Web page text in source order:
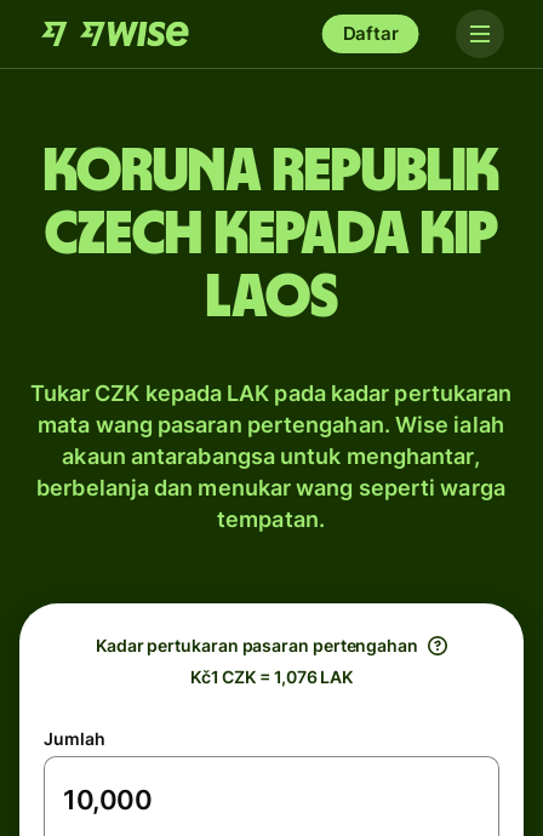
Daftar
koruna Republik
Czech kepada kip
Laos
Tukar CZK kepada LAK pada kadar pertukaran
mata wang pasaran pertengahan. Wise ialah
akaun antarabangsa untuk menghantar,
berbelanja dan menukar wang seperti warga
tempatan.
Kadar pertukaran pasaran pertengahan
Kč1 CZK = 1,076 LAK
Jumlah